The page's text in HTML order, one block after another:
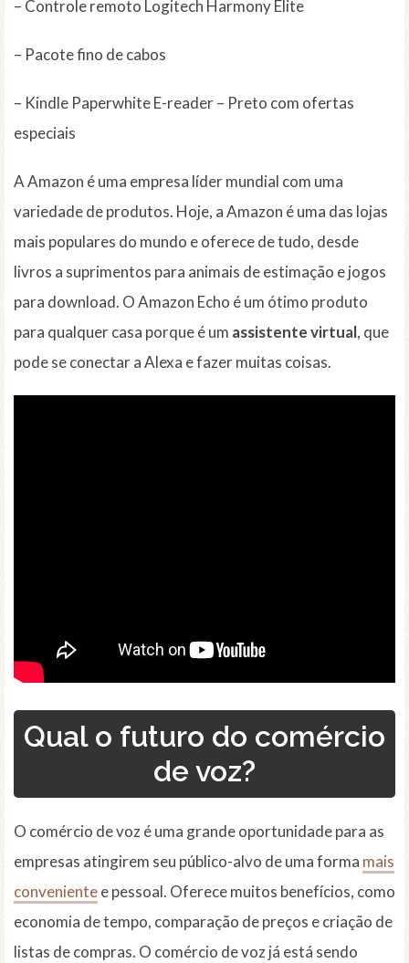
– Controle remoto Logitech Harmony Elite
– Pacote fino de cabos
– Kindle Paperwhite E-reader – Preto com ofertas
especiais
A Amazon é uma empresa líder mundial com uma
variedade de produtos. Hoje, a Amazon é uma das lojas
mais populares do mundo e oferece de tudo, desde
livros a suprimentos para animais de estimação e jogos
para download. O Amazon Echo é um ótimo produto
para qualquer casa porque é um assistente virtual, que
pode se conectar a Alexa e fazer muitas coisas.
Qual o futuro do comércio
de voz?
O comércio de voz é uma grande oportunidade para as
empresas atingirem seu público-alvo de uma forma mais
convenientee pessoal. Oferece muitos benefícios, como
economia de tempo, comparação de preços e criação de
listas de compras. O comércio de voz já está sendo